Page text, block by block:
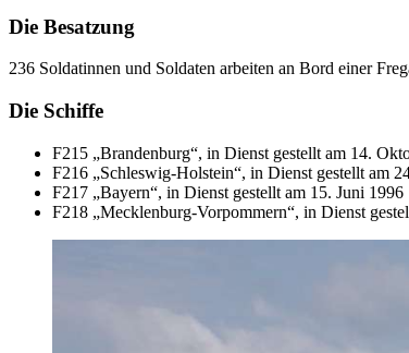
Die Besatzung
236 Soldatinnen und Soldaten arbeiten an Bord einer
Die Schiffe
F215 „Brandenburg“, in Dienst gestellt am 14.
F216 „Schleswig-Holstein“, in Dienst gestellt am
F217 „Bayern“, in Dienst gestellt am 15. Juni 1996
F218 „Mecklenburg-Vorpommern“, in Dienst